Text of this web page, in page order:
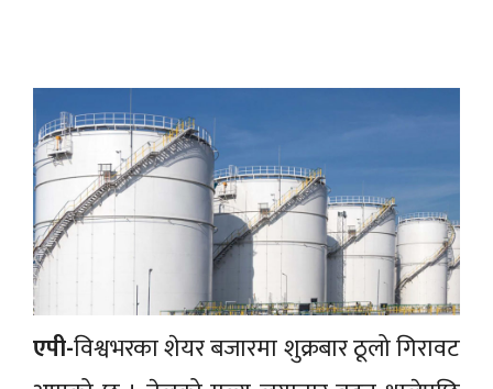
एपी-विश्वभरका शेयर बजारमा शुक्रबार ठूलो गिरावट